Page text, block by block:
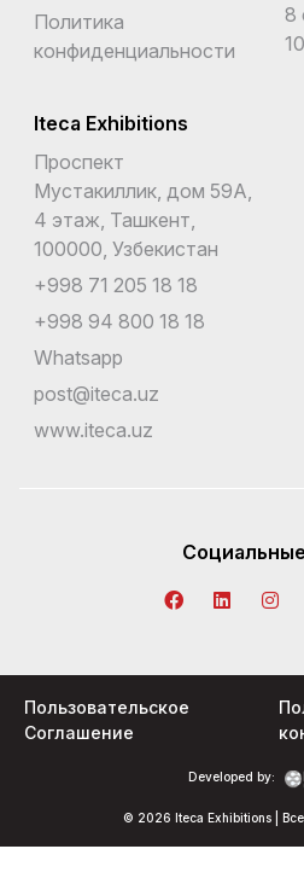
Политика
конфиденциальности
8
Iteca Exhibitions
Проспект
Мустакиллик, дом 59А,
4 этаж, Ташкент,
100000, Узбекистан
+998 71 205 18 18
+998 94 800 18 18
Whatsapp
post@iteca.uz
www.iteca.uz
© 2026 Iteca Exhibitions |
Developed by:
Пользовательское
Соглашение